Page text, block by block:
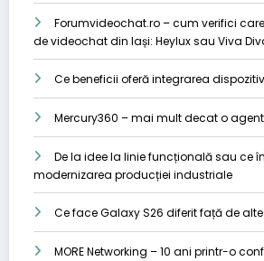
Forumvideochat.ro – cum verifici
de videochat din Iași: Heylux sau Viva
Ce beneficii oferă integrarea
Mercury360 – mai mult decat o
De la idee la linie funcțională sau ce
modernizarea producției industriale
Ce face Galaxy S26 diferit față de
MORE Networking – 10 ani printr-o